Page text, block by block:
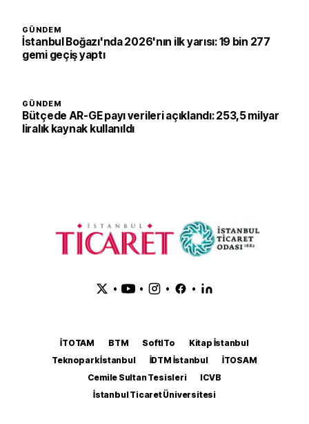
GÜNDEM
İstanbul Boğazı'nda 2026'nın ilk yarısı: 19 bin 277
gemi geçiş yaptı
GÜNDEM
Bütçede AR-GE payı verileri açıklandı: 253,5 milyar
liralık kaynak kullanıldı
• • • •
İTOTAM BTM SoftITo
Kitap İstanbul
Teknopark İstanbul
İDTM İstanbul
İTOSAM
Cemile Sultan Tesisleri
ICVB
İstanbul Ticaret Üniversitesi